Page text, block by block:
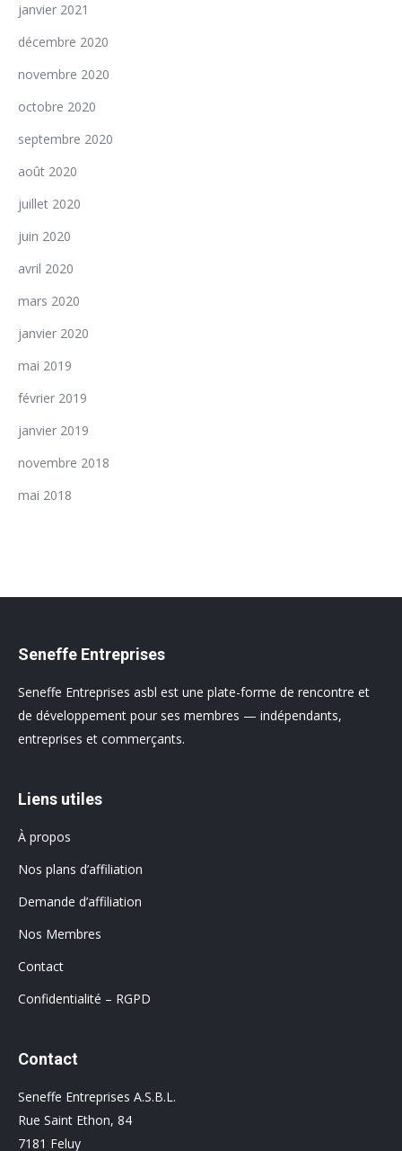
janvier 2021
décembre 2020
novembre 2020
octobre 2020
septembre 2020
août 2020
juillet 2020
juin 2020
avril 2020
mars 2020
janvier 2020
mai 2019
février 2019
janvier 2019
novembre 2018
mai 2018
Seneffe Entreprises
Seneffe Entreprises asbl est une plate-forme de rencontre et
de développement pour ses membres — indépendants,
entreprises et commerçants.
Liens utiles
À propos
Nos plans d’affiliation
Demande d’affiliation
Nos Membres
Contact
Confidentialité – RGPD
Contact
Seneffe Entreprises A.S.B.L.
Rue Saint Ethon, 84
7181 Feluy